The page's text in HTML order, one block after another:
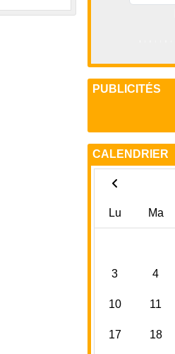
PUBLICITÉS
CALENDRIER
Lu Ma
3 4
10 11
17 18